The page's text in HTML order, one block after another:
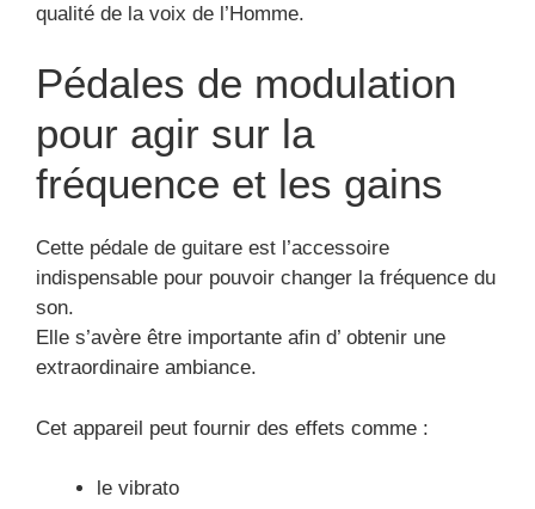
qualité de la voix de l’Homme.
Pédales de modulation
pour agir sur la
fréquence et les gains
Cette pédale de guitare est l’accessoire
indispensable pour pouvoir changer la fréquence du
son.
Elle s’avère être importante afin d’ obtenir une
extraordinaire ambiance.
Cet appareil peut fournir des effets comme :
le vibrato